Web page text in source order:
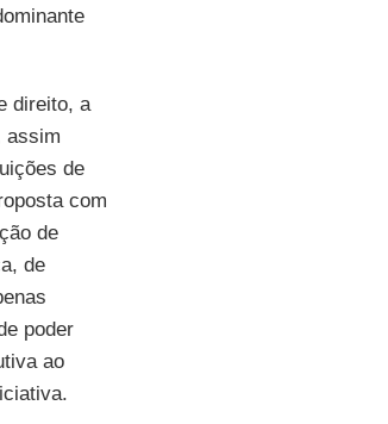
direito, a
assim
de
com
de
de
poder
ao